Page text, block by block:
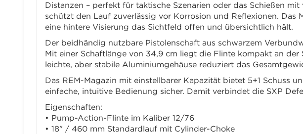
Distanzen – perfekt für taktische Szenarien oder das Schießen
schützt den Lauf zuverlässig vor Korrosion und Reflexionen.
eine hintere Visierung das Sichtfeld offen und übersichtlich hält.
Der beidhändig nutzbare Pistolenschaft aus schwarzem
Mit einer Schaftlänge von 34,9 cm liegt die Flinte kompakt an
leichte, aber stabile Aluminiumgehäuse reduziert das
Das REM-Magazin mit einstellbarer Kapazität bietet 5+1 Schuss
einfache, intuitive Bedienung sicher. Damit verbindet die SXP
Eigenschaften:
• Pump-Action-Flinte im Kaliber 12/76
• 18" / 460 mm Standardlauf mit Cylinder-Choke